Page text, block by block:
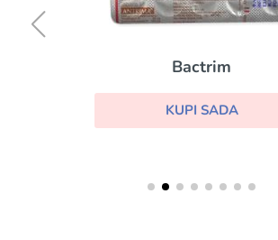
Bactrim
KUPI SADA